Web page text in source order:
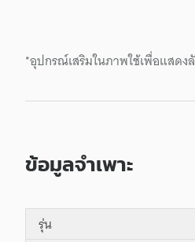
*อุปกรณ์เสริมในภาพใช้เพื่อแสด
ข้อมูลจำเพาะ
รุ่น